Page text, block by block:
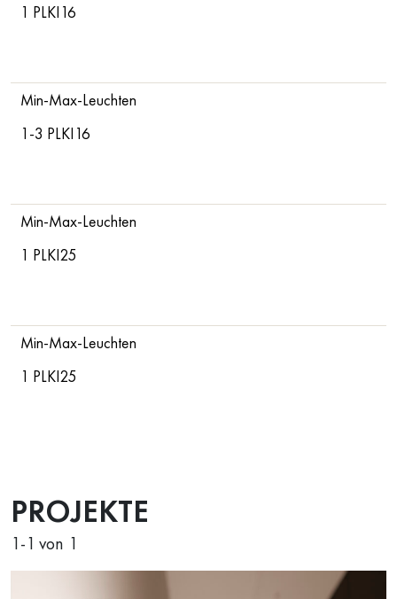
1 PLKI16
Min-Max-Leuchten
1-3 PLKI16
Min-Max-Leuchten
1 PLKI25
Min-Max-Leuchten
1 PLKI25
PROJEKTE
1-1 von 1